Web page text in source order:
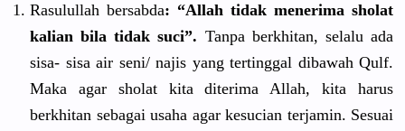
Rasulullah bersabda: “Allah tidak menerima sholat
kalian bila tidak suci”. Tanpa berkhitan, selalu ada
sisa- sisa air seni/ najis yang tertinggal dibawah Qulf.
Maka agar sholat kita diterima Allah, kita harus
berkhitan sebagai usaha agar kesucian terjamin. Sesuai